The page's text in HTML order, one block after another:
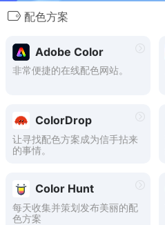
配色方案
Adobe Color
非常便捷的在线配色网站。
ColorDrop
让寻找配色方案成为信手拈来
的事情。
Color Hunt
每天收集并策划发布美丽的配
色方案